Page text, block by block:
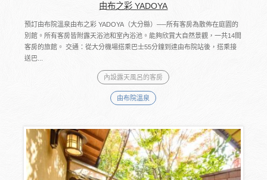
由布之彩 YADOYA
預訂由布院溫泉由布之彩 YADOYA（大分縣）──所有客房為散佈在庭園的
別館。所有客房皆附露天浴池和室內浴池。能夠欣賞大自然景觀，一共14間
客房的旅館。 交通：從大分機場搭乘巴士55分鐘到達由布院站後，搭乘接
送巴...
內設露天風呂的客房
由布院溫泉